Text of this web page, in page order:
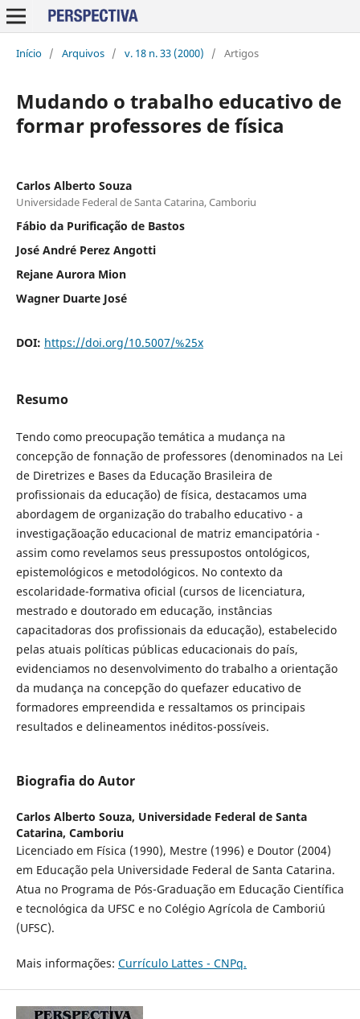
Início / Arquivos / v. 18 n. 33 (2000) / Artigos
Mudando o trabalho educativo de
formar professores de física
Carlos Alberto Souza
Universidade Federal de Santa Catarina, Camboriu
Fábio da Purificação de Bastos
José André Perez Angotti
Rejane Aurora Mion
Wagner Duarte José
DOI: https://doi.org/10.5007/%25x
Resumo
Tendo como preocupação temática a mudança na
concepção de fonnação de professores (denominados na Lei
de Diretrizes e Bases da Educação Brasileira de
profissionais da educação) de física, destacamos uma
abordagem de organização do trabalho educativo - a
investigaçãoação educacional de matriz emancipatória -
assim como revelamos seus pressupostos ontológicos,
epistemológicos e metodológicos. No contexto da
escolaridade-formativa oficial (cursos de licenciatura,
mestrado e doutorado em educação, instâncias
capacitadoras dos profissionais da educação), estabelecido
pelas atuais políticas públicas educacionais do país,
evidenciamos no desenvolvimento do trabalho a orientação
da mudança na concepção do quefazer educativo de
formadores empreendida e ressaltamos os principais
resultados e delineamentos inéditos-possíveis.
Biografia do Autor
Carlos Alberto Souza, Universidade Federal de Santa
Catarina, Camboriu
Licenciado em Física (1990), Mestre (1996) e Doutor (2004)
em Educação pela Universidade Federal de Santa Catarina.
Atua no Programa de Pós-Graduação em Educação Científica
e tecnológica da UFSC e no Colégio Agrícola de Camboriú
(UFSC).
Mais informações: Currículo Lattes - CNPq.